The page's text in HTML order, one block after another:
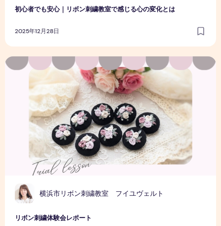
初心者でも安心｜リボン刺繍教室で感じる心の変化とは
2025年12月28日
横浜市リボン刺繍教室 フイユヴェルト
リボン刺繍体験会レポート
リボン刺繍体験会レポート